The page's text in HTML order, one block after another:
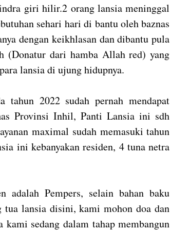
giri hilir.2 orang lansia meninggal
sehari hari di bantu oleh baznas
dengan keikhlasan dan dibantu pula
(Donatur dari hamba Allah red) yang
lansia di ujung hidupnya.
tahun 2022 sudah pernah mendapat
Provinsi Inhil, Panti Lansia ini sdh
maximal sudah memasuki tahun
ini kebanyakan residen, 4 tuna netra
adalah Pempers, selain bahan baku
tua lansia disini, kami mohon doa dan
sedang dalam tahap membangun